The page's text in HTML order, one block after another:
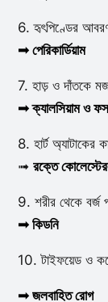
6. হৃৎপিণ্ডের
➟ পেরিকার্ডিয়াম
7. হাড় ও দাঁতকে
➟ ক্যালসিয়াম ও
8. হার্ট অ্যাটাকের
➟ রক্তে
9. শরীর থেকে বর্জ
➟ কিডনি
10. টাইফয়েড ও
➟ জলবাহিত রোগ